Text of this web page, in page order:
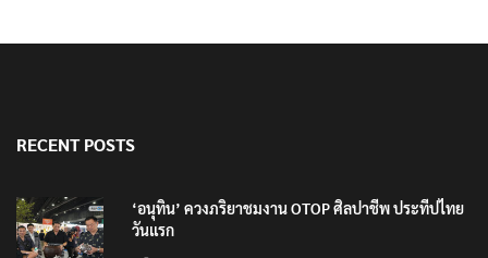
RECENT POSTS
‘อนุทิน’ ควงภริยาชมงาน OTOP ศิลปาชีพ ประทีปไทย
วันแรก